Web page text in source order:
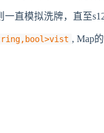
直模拟洗牌，直至
, Map